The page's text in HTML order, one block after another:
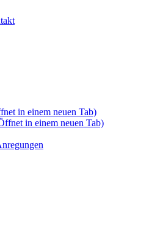
in einem neuen Tab)
in einem neuen Tab)